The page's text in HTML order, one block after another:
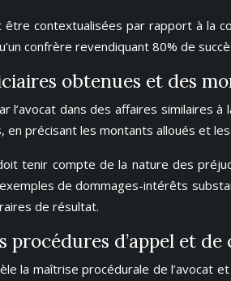
contextualisées par rapport à la
confrère revendiquant 80% de
obtenues et des
l’avocat dans des affaires similaires
en précisant les montants alloués et
tenir compte de la nature des
de dommages-intérêts
de résultat.
procédures d’appel et de
la maîtrise procédurale de